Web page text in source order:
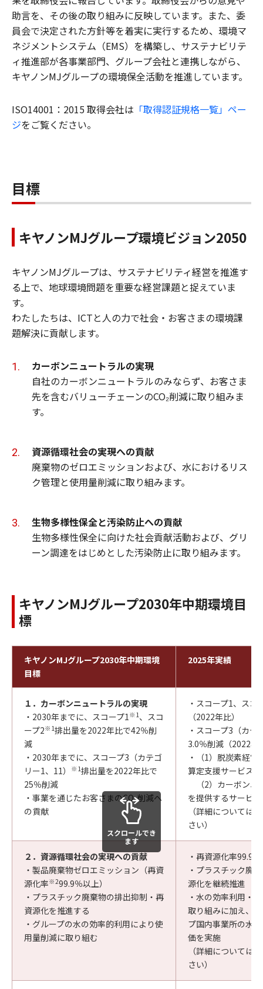
助言を、その後の取り組みに反映しています。また、委
員会で決定された方針等を着実に実行するため、環境マ
ネジメントシステム（EMS）を構築し、サステナビリテ
ィ推進部が各事業部門、グループ会社と連携しながら、
キヤノンMJグループの環境保全活動を推進しています。
ISO14001：2015 取得会社は 「取得認証規格一覧」ペー
ジをご覧ください。
目標
キヤノンMJグループ環境ビジョン2050
キヤノンMJグループは、サステナビリティ経営を推進す
る上で、地球環境問題を重要な経営課題と捉えていま
す。
わたしたちは、ICTと人の力で社会・お客さまの環境課
題解決に貢献します。
カーボンニュートラルの実現
自社のカーボンニュートラルのみならず、お客さま
先を含むバリューチェーンのCO₂削減に取り組みま
す。
資源循環社会の実現への貢献
廃棄物のゼロエミッションおよび、水におけるリス
ク管理と使用量削減に取り組みます。
生物多様性保全と汚染防止への貢献
生物多様性保全に向けた社会貢献活動および、グリ
ーン調達をはじめとした汚染防止に取り組みます。
キヤノンMJグループ2030年中期環境目
標
キヤノンMJグループ2030年中期環境
目標
2025年実績
１．カーボンニュートラルの実現
・2030年までに、スコープ1※1 、スコ
ープ2※1排出量を2022年比で42％削
減
・2030年までに、スコープ3（カテゴ
リー1、11）
※1排出量を2022年比で
25％削減
・事業を通じたお客さまのCO2削減へ
の貢献
・スコープ1、スコ
（2022年比）
・スコープ3（カテ
3.0％削減（2022年
・（1）脱炭素経営
算定支援サービス
（2）カーボンニ
を提供するサービ
（詳細については、
さい）
２．資源循環社会の実現への貢献
・製品廃棄物ゼロエミッション（再資
源化率※299.9％以上）
・プラスチック廃棄物の排出抑制・再
資源化を推進する
・グループの水の効率的利用により使
用量削減に取り組む
・再資源化率99.9
・プラスチック廃
源化を継続推進
・水の効率利用・
取り組みに加え、
プ国内事業所の水
価を実施
（詳細については、
さい）
スクロールでき
ます